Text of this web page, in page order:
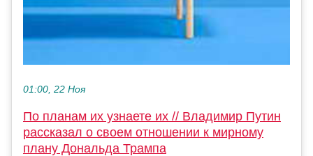
01:00, 22 Ноя
По планам их узнаете их // Владимир Путин
рассказал о своем отношении к мирному
плану Дональда Трампа